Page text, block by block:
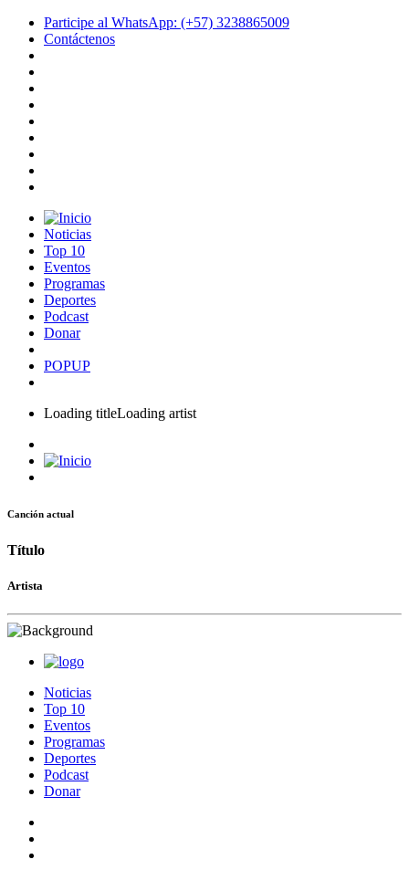
Participe al WhatsApp: (+57) 3238865009
Contáctenos
Noticias
Top 10
Eventos
Programas
Deportes
Podcast
Donar
POPUP
Loading titleLoading artist
Canción actual
Título
Artista
Noticias
Top 10
Eventos
Programas
Deportes
Podcast
Donar